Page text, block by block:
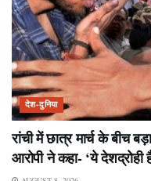
देश-दुनिया
रांची में छात्र मार्च के बीच
आरोपी ने कहा- ‘ये देशद्रोही